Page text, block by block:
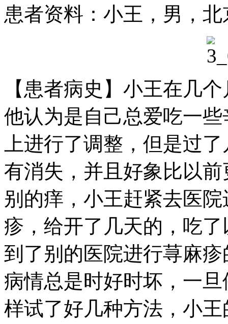
患者资料：小王，男，北
【患者病史】小王在几
他认为是自己总爱吃一
上进行了调整，但是过
有消失，并且好象比以
别的痒，小王赶紧去医
疹，给开了几天的，吃
到了别的医院进行荨麻
病情总是时好时坏，一
样试了好几种方法，小